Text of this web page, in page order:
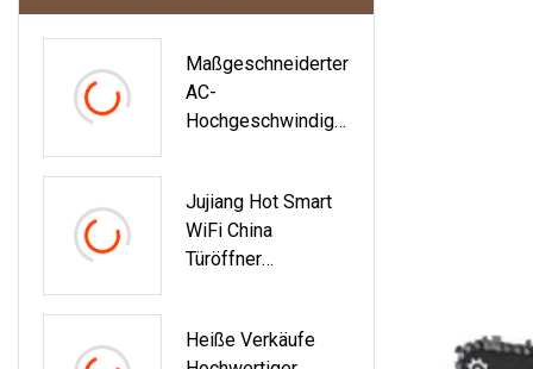
Maßgeschneiderter
AC-
Hochgeschwindigk
Für Tischventilator
Jujiang Hot Smart
WiFi China
Türöffner
Schiebetormotor
Heiße Verkäufe